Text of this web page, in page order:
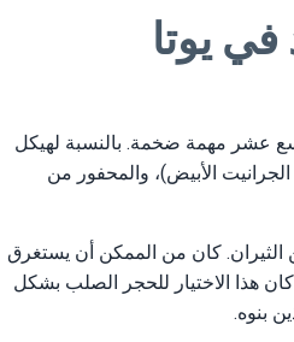
في يوتا
عشر مهمة ضخمة. بالنسبة لهيكل
الأبيض)، والمحفور من
كان من الممكن أن يستغرق
هذا الاختيار للحجر الصلب بشكل
بنوه.